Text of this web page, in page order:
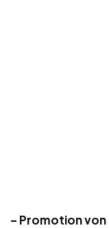
– Promotion